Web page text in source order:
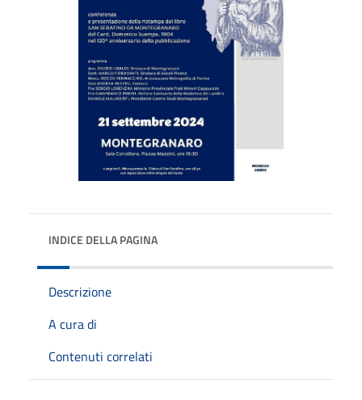
INDICE DELLA PAGINA
Descrizione
A cura di
Contenuti correlati